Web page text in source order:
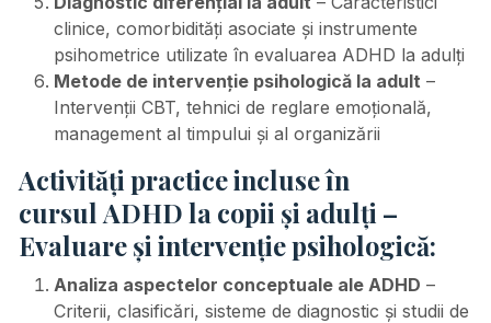
clinice, comorbidități asociate și instrumente
psihometrice utilizate în evaluarea ADHD la adulți
Metode de intervenție psihologică la adult –
Intervenții CBT, tehnici de reglare emoțională,
management al timpului și al organizării
Activități practice incluse în
cursul ADHD la copii și adulți –
Evaluare și intervenție psihologică:
Analiza aspectelor conceptuale ale ADHD –
Criterii, clasificări, sisteme de diagnostic și studii de